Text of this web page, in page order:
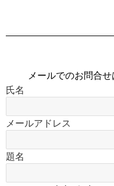
メールでのお問合
氏名
メールアドレス
題名